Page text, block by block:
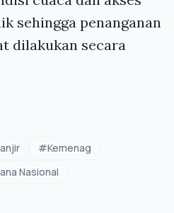
sehingga penanganan
dilakukan secara
#Kemenag
Nasional